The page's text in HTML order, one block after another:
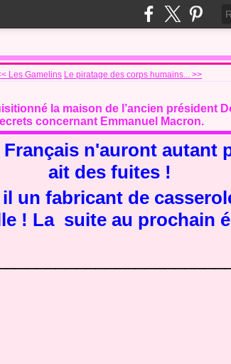
Les Gamelins Le piratage des corps humains... >>
la maison de l’ancien président
concernant Emmanuel Macron.
n'auront autant
ait des fuites !
un fabricant de
! La suite au prochain